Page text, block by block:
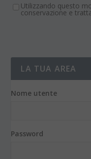
Utilizzando questo
conservazione e
LA TUA AREA
Nome utente
Password